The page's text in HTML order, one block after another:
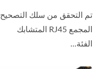
تم التحقق من سلك التصحيح
المجمع RJ45 المتشابك
الفئة...